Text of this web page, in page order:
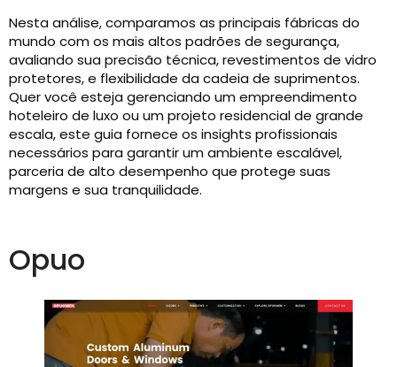
Nesta análise, comparamos as principais fábricas do
mundo com os mais altos padrões de segurança,
avaliando sua precisão técnica, revestimentos de vidro
protetores, e flexibilidade da cadeia de suprimentos.
Quer você esteja gerenciando um empreendimento
hoteleiro de luxo ou um projeto residencial de grande
escala, este guia fornece os insights profissionais
necessários para garantir um ambiente escalável,
parceria de alto desempenho que protege suas
margens e sua tranquilidade.
Opuo